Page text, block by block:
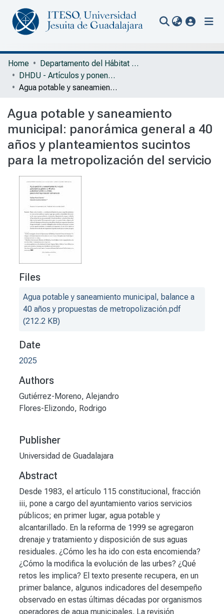
Communities & Collections
All of Repository
Portal Biblioteca
Home
Departamento del Hábitat y Desarrollo Urbano
DHDU - Artículos y ponencias con arbitraje
Agua potable y saneamiento municipal: panorámica general a 40 años y planteamientos sucintos para la metropolización del servicio
Agua potable y saneamiento
municipal: panorámica general a 40
años y planteamientos sucintos
para la metropolización del servicio
Files
Agua potable y saneamiento municipal, balance a
40 años y propuestas de metropolización.pdf
(212.2 KB)
Date
2025
Authors
Gutiérrez-Moreno, Alejandro
Flores-Elizondo, Rodrigo
Publisher
Universidad de Guadalajara
Abstract
Desde 1983, el artículo 115 constitucional, fracción
iii, pone a cargo del ayuntamiento varios servicios
públicos; en primer lugar, agua potable y
alcantarillado. En la reforma de 1999 se agregaron
drenaje y tratamiento y disposición de sus aguas
residuales. ¿Cómo les ha ido con esta encomienda?
¿Cómo la modifica la evolución de las urbes? ¿Qué
retos les implica? El texto presente recupera, en un
primer balance, algunos indicadores del desempeño
observado en estas últimas décadas por organismos
operadores de agua municipales. La revisión